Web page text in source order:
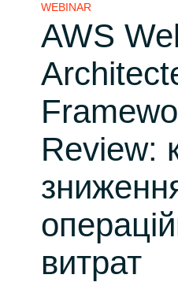
Центр ресурсів
Партнерство
Кампанії
Про нас
About us
WEBINAR
AWS
Review:
витрат